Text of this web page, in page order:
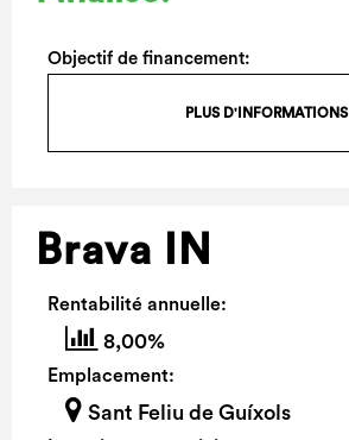
Objectif de financement:
PLUS D'INFORMATIONS
Brava IN
Rentabilité annuelle:
8,00%
Emplacement:
Sant Feliu de Guíxols